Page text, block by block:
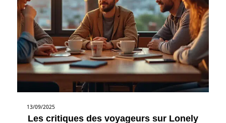
13/09/2025
Les critiques des voyageurs sur Lonely